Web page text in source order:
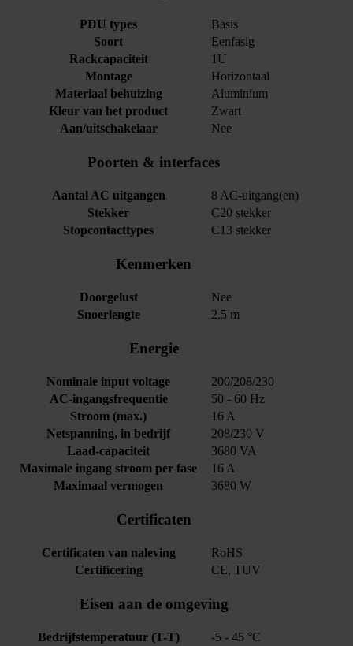
PDU types
Basis
Soort
Eenfasig
Rackcapaciteit
1U
Montage
Horizontaal
Materiaal behuizing
Aluminium
Kleur van het product
Zwart
Aan/uitschakelaar
Nee
Poorten & interfaces
Aantal AC uitgangen
8 AC-uitgang(en)
Stekker
C20 stekker
Stopcontacttypes
C13 stekker
Kenmerken
Doorgelust
Nee
Snoerlengte
2.5 m
Energie
Nominale input voltage
200/208/230
AC-ingangsfrequentie
50 - 60 Hz
Stroom (max.)
16 A
Netspanning, in bedrijf
208/230 V
Laad-capaciteit
3680 VA
Maximale ingang stroom per fase
16 A
Maximaal vermogen
3680 W
Certificaten
Certificaten van naleving
RoHS
Certificering
CE, TUV
Eisen aan de omgeving
Bedrijfstemperatuur (T-T)
-5 - 45 °C